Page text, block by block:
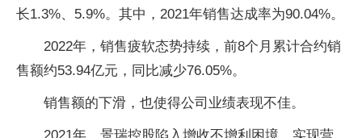
长1.3%、5.9%。其中，2021年销售达成率为90.04%。
2022年，销售疲软态势持续，前8个月累计合约销
售额约53.94亿元，同比减少76.05%。
销售额的下滑 ，也使得公司业绩表现不佳。